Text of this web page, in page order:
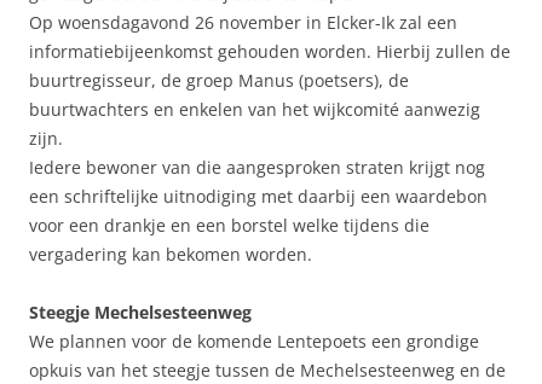
Op woensdagavond 26 november in Elcker-Ik zal een
informatiebijeenkomst gehouden worden. Hierbij zullen de
buurtregisseur, de groep Manus (poetsers), de
buurtwachters en enkelen van het wijkcomité aanwezig
zijn.
Iedere bewoner van die aangesproken straten krijgt nog
een schriftelijke uitnodiging met daarbij een waardebon
voor een drankje en een borstel welke tijdens die
vergadering kan bekomen worden.
Steegje Mechelsesteenweg
We plannen voor de komende Lentepoets een grondige
opkuis van het steegje tussen de Mechelsesteenweg en de